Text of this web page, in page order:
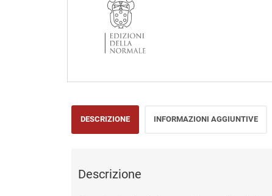
DESCRIZIONE INFORMAZIONI AGGIUNTIVE
Descrizione